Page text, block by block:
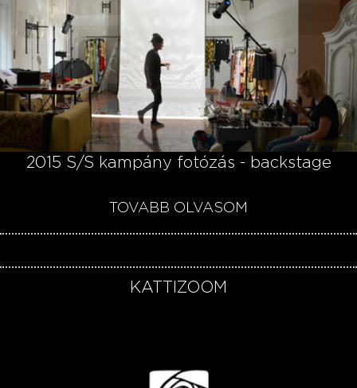
2015 S/S kampány fotózás - backstage
TOVÁBB OLVASOM
KATTIZOOM